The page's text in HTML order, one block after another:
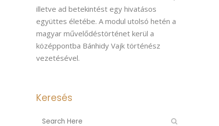
illetve ad betekintést egy hivatásos
együttes életébe. A modul utolsó hetén a
magyar művelődéstörténet kerül a
középpontba Bánhidy Vajk történész
vezetésével.
Keresés